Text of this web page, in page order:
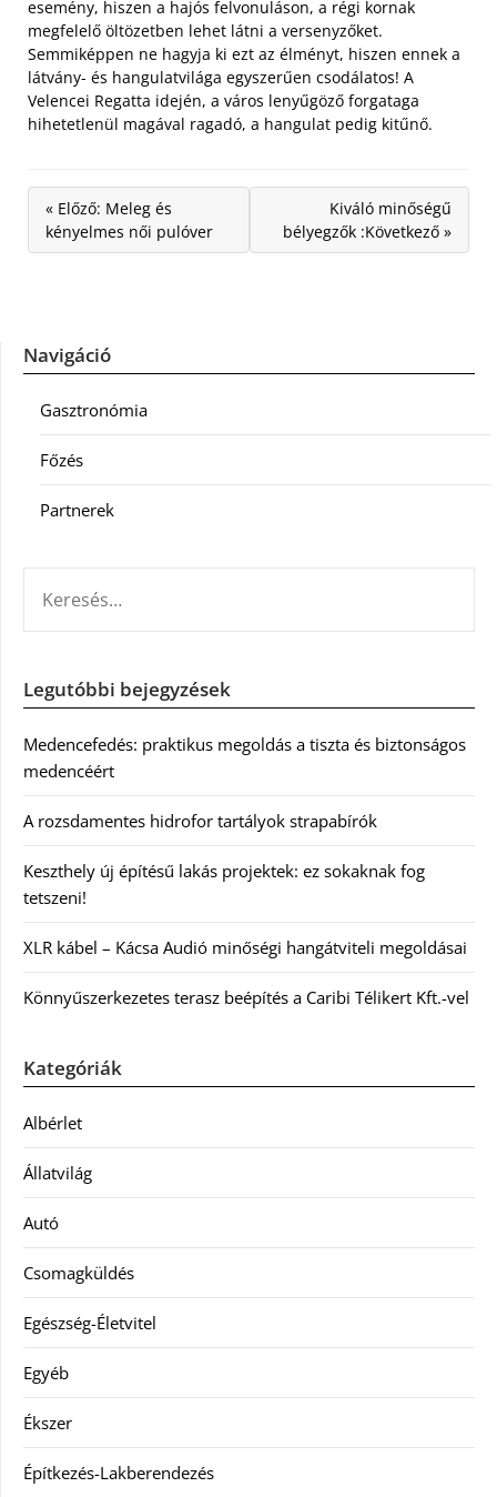
esemény, hiszen a hajós felvonuláson, a régi kornak
megfelelő öltözetben lehet látni a versenyzőket.
Semmiképpen ne hagyja ki ezt az élményt, hiszen ennek a
látvány- és hangulatvilága egyszerűen csodálatos! A
Velencei Regatta idején, a város lenyűgöző forgataga
hihetetlenül magával ragadó, a hangulat pedig kitűnő.
« Előző: Meleg és
kényelmes női pulóver
Kiváló minőségű
bélyegzők :Következő »
Navigáció
Gasztronómia
Főzés
Partnerek
Legutóbbi bejegyzések
Medencefedés: praktikus megoldás a tiszta és biztonságos
medencéért
A rozsdamentes hidrofor tartályok strapabírók
Keszthely új építésű lakás projektek: ez sokaknak fog
tetszeni!
XLR kábel – Kácsa Audió minőségi hangátviteli megoldásai
Könnyűszerkezetes terasz beépítés a Caribi Télikert Kft.-vel
Kategóriák
Albérlet
Állatvilág
Autó
Csomagküldés
Egészség-Életvitel
Egyéb
Ékszer
Építkezés-Lakberendezés